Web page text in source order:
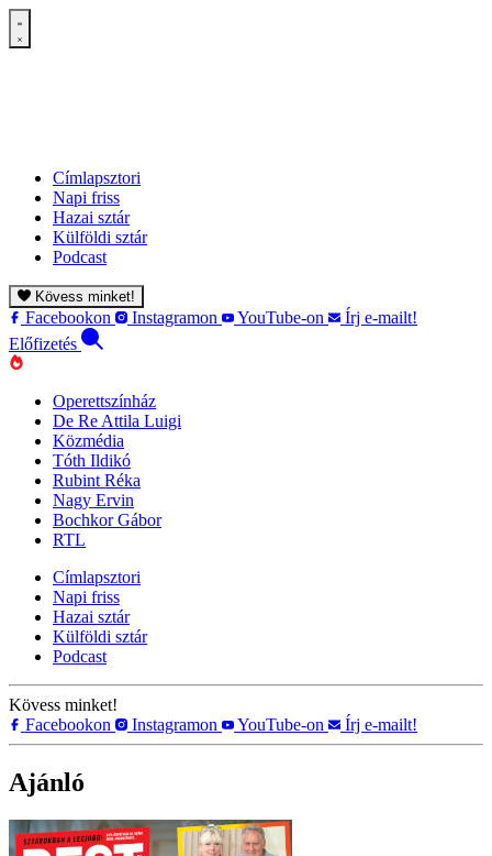
Címlapsztori
Napi friss
Hazai sztár
Külföldi sztár
Podcast
Kövess minket!
Facebookon Instagramon YouTube-on
Írj e-mailt!
Előfizetés
Operettszínház
De Re Attila Luigi
Közmédia
Tóth Ildikó
Rubint Réka
Nagy Ervin
Bochkor Gábor
RTL
Címlapsztori
Napi friss
Hazai sztár
Külföldi sztár
Podcast
Kövess minket!
Facebookon
Instagramon YouTube-on Írj e-mailt!
Ajánló